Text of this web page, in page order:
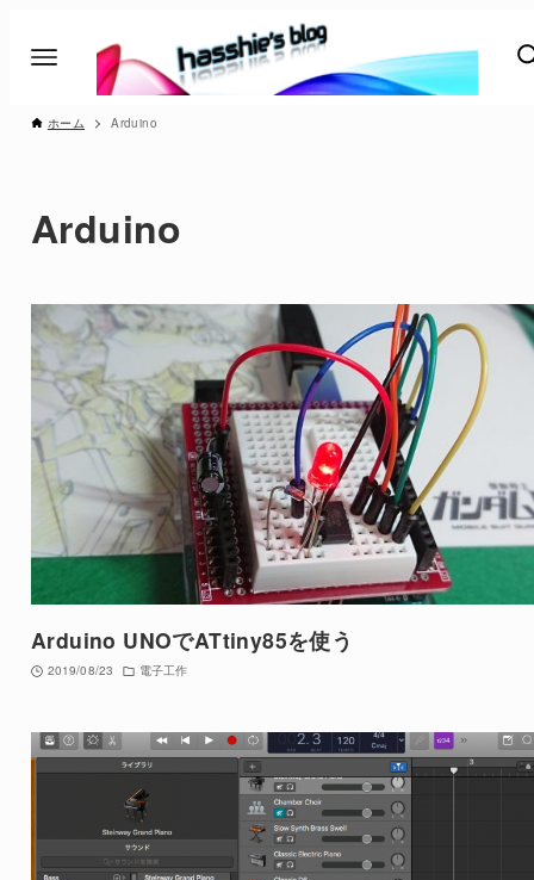
ホーム Arduino
Arduino
Arduino UNOでATtiny85を使う
2019/08/23 電子工作